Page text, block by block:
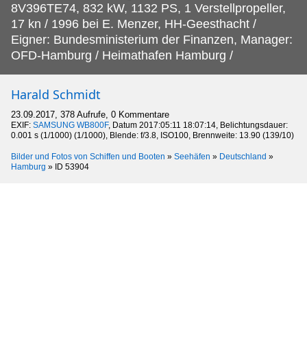
8V396TE74, 832 kW, 1132 PS, 1 Verstellpropeller,
17 kn / 1996 bei E. Menzer, HH-Geesthacht /
Eigner: Bundesministerium der Finanzen, Manager:
OFD-Hamburg / Heimathafen Hamburg /
Harald Schmidt
23.09.2017, 378 Aufrufe, 0 Kommentare
EXIF: SAMSUNG WB800F, Datum 2017:05:11 18:07:14, Belichtungsdauer:
0.001 s (1/1000) (1/1000), Blende: f/3.8, ISO100, Brennweite: 13.90 (139/10)
Bilder und Fotos von Schiffen und Booten » Seehäfen » Deutschland »
Hamburg » ID 53904